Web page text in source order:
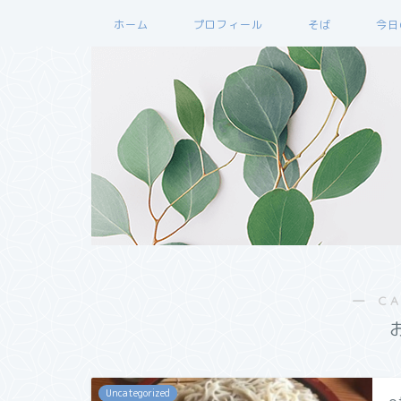
ホーム プロフィール そば 今
―
Uncategorized